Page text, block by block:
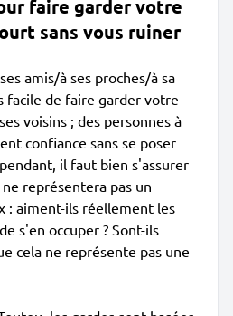
faire garder votre
sans vous ruiner
amis/à ses proches/à sa
facile de faire garder votre
voisins ; des personnes à
confiance sans se poser
il faut bien s'assurer
représentera pas un
: aiment-ils réellement les
s'en occuper ? Sont-ils
cela ne représente pas une